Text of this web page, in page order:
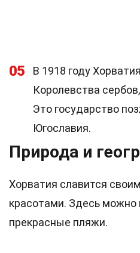
05
В 1918 году
Королевства
Это государство
Югославия.
Природа и
Хорватия славится
красотами. Здесь можно
прекрасные пляжи.